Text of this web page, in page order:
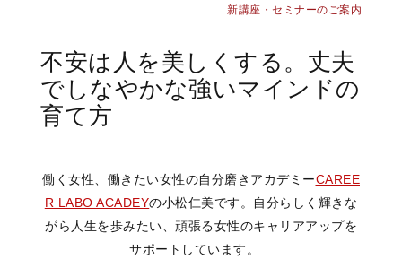
新講座・セミナーのご案内
不安は人を美しくする。丈夫
でしなやかな強いマインドの
育て方
働く女性、働きたい女性の自分磨きアカデミーCAREE
R LABO ACADEYの小松仁美です。自分らしく輝きな
がら人生を歩みたい、頑張る女性のキャリアアップを
サポートしています。